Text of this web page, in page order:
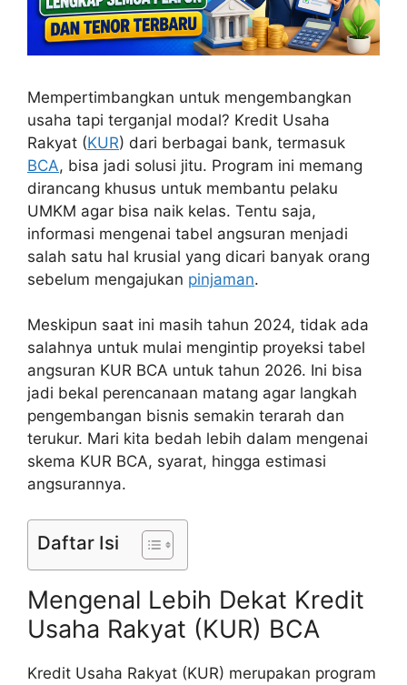
Mempertimbangkan untuk mengembangkan
usaha tapi terganjal modal? Kredit Usaha
Rakyat (KUR) dari berbagai bank, termasuk
BCA, bisa jadi solusi jitu. Program ini memang
dirancang khusus untuk membantu pelaku
UMKM agar bisa naik kelas. Tentu saja,
informasi mengenai tabel angsuran menjadi
salah satu hal krusial yang dicari banyak orang
sebelum mengajukan pinjaman.
Meskipun saat ini masih tahun 2024, tidak ada
salahnya untuk mulai mengintip proyeksi tabel
angsuran KUR BCA untuk tahun 2026. Ini bisa
jadi bekal perencanaan matang agar langkah
pengembangan bisnis semakin terarah dan
terukur. Mari kita bedah lebih dalam mengenai
skema KUR BCA, syarat, hingga estimasi
angsurannya.
Daftar Isi
Mengenal Lebih Dekat Kredit
Usaha Rakyat (KUR) BCA
Kredit Usaha Rakyat (KUR) merupakan program